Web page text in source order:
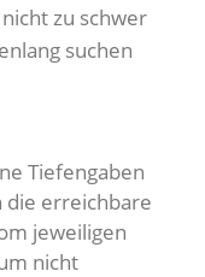
zu schwer
suchen
Tiefengaben
erreichbare
jeweiligen
nicht